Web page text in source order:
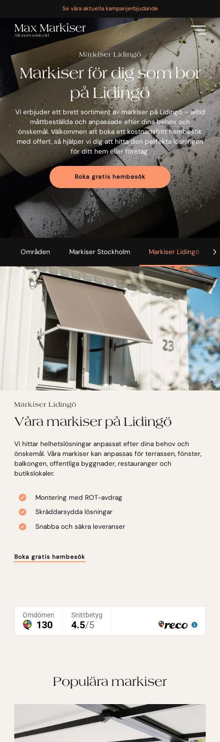
Se våra aktuella kampanjerbjudande
Markiser Lidingö
Markiser för dig som bor
på Lidingö
Vi erbjuder ett brett sortiment av markiser på Lidingö – alltid
måttbeställda och anpassade efter dina behov och
önskemål. Välkommen att boka ett kostnadsfritt hembesök
med offert, så hjälper vi dig att hitta den perfekta lösningen
för ditt hem eller företag.
Boka gratis hembesök
Områden Markiser Stockholm Markiser Lidingö
Markiser Lidingö
Våra markiser på Lidingö
Vi hittar helhetslösningar anpassat efter dina behov och
önskemål. Våra markiser kan anpassas för terrassen, fönster,
balkongen, offentliga byggnader, restauranger och
butikslokaler.
Montering med ROT-avdrag
Skräddarsydda lösningar
Snabba och säkra leveranser
Boka gratis hembesök
Populära markiser